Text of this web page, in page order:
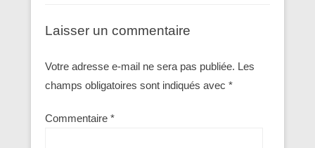
Laisser un commentaire
Votre adresse e-mail ne sera pas publiée. Les
champs obligatoires sont indiqués avec *
Commentaire *